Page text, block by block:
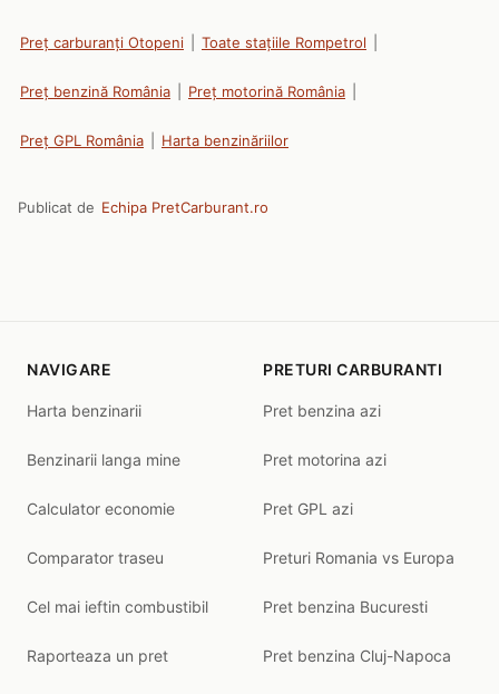
Preț carburanți Otopeni Toate stațiile Rompetrol
Preț benzină România Preț motorină România
Preț GPL România Harta benzinăriilor
Publicat de Echipa PretCarburant.ro
NAVIGARE
Harta benzinarii
Benzinarii langa mine
Calculator economie
Comparator traseu
Cel mai ieftin combustibil
Raporteaza un pret
PRETURI CARBURANTI
Pret benzina azi
Pret motorina azi
Pret GPL azi
Preturi Romania vs Europa
Pret benzina Bucuresti
Pret benzina Cluj-Napoca